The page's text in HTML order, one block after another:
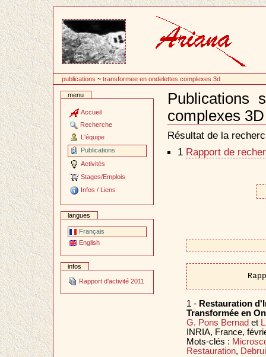
contenu
publications ~transformee en ondelettes complexes 3d
menu
Accueil
Recherche
L'équipe
Publications
Activités
Stages/Emplois
Infos / Liens
langues
Français
English
infos
Rapport d'activité 2011
Publications
complexes 3D
Document
Actions
Résultat de la
1 Rapport de
1 - Restauration
Transformée en
G. Pons Bernadet
INRIA, France,
Mots-clés :
Restauration,